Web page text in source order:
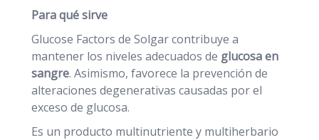
Para qué sirve
Glucose Factors de Solgar contribuye a
mantener los niveles adecuados de glucosa en
sangre. Asimismo, favorece la prevención de
alteraciones degenerativas causadas por el
exceso de glucosa.
Es un producto multinutriente y multiherbario